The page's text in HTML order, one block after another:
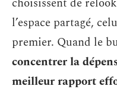
l’espace partagé,
premier. Quand le
concentrer la
meilleur rapport